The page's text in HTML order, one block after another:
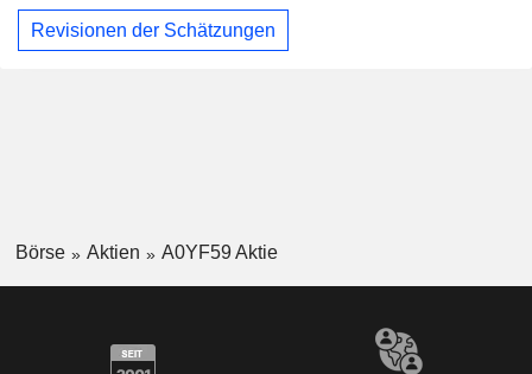
Revisionen der Schätzungen
Börse Aktien A0YF59 Aktie